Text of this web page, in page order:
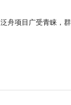
舟项目广受青睐，